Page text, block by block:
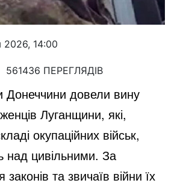
2026, 14:00
561436 ПЕРЕГЛЯДІВ
Донеччини довели вину
Луганщини, які,
окупаційних військ,
над цивільними. За
та звичаїв війни їх